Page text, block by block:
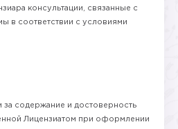
консультации, связанные с
в соответствии с условиями
за содержание и достоверность
Лицензиатом при оформлении